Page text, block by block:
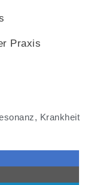
Praxis
, Krankheit